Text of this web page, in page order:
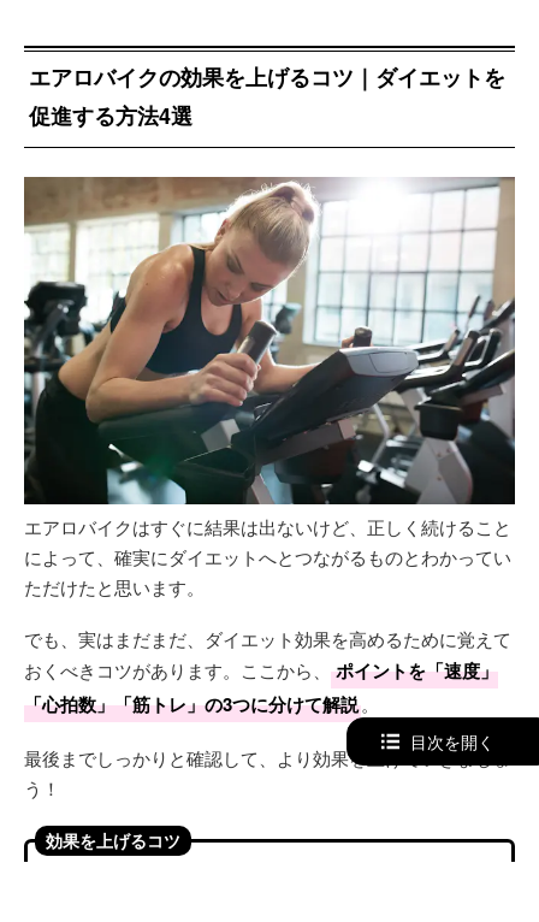
エアロバイクの効果を上げるコツ｜ダイエットを
促進する方法4選
エアロバイクはすぐに結果は出ないけど、正しく続けること
によって、確実にダイエットへとつながるものとわかってい
ただけたと思います。
でも、実はまだまだ、ダイエット効果を高めるために覚えて
おくべきコツがあります。ここから、
ポイントを「速度」
「心拍数」「筋トレ」の3つに分けて解説。
最後までしっかりと確認して、より効果を上げていきましょ
う！
効果を上げるコツ
目次を開く